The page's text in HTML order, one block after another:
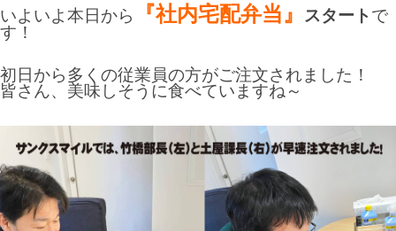
いよいよ本日から 『社内宅配弁当』 スタートで
す！
初日から多くの従業員の方がご注文されました！
皆さん、美味しそうに食べていますね～